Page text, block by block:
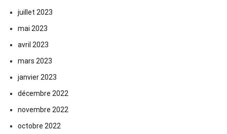
juillet 2023
mai 2023
avril 2023
mars 2023
janvier 2023
décembre 2022
novembre 2022
octobre 2022